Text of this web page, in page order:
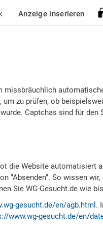
Anzeige inserieren
zu prüfen, ob
Captchas sind für den
die Website automatisiert
"Absenden". So wissen
Sie WG-Gesucht.de wie
gesucht.de/en/agb.html .
www.wg-gesucht.de/en/